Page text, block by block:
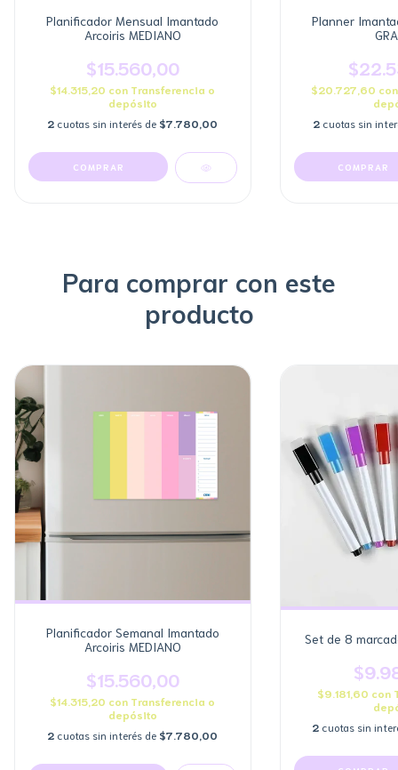
Planificador Mensual Imantado
Arcoiris MEDIANO
$15.560,00
$14.315,20 con Transferencia o
depósito
2 cuotas sin interés de $7.780,00
COMPRAR
Planner
$20.727,60 con
2 cuotas sin
Para comprar con este
producto
Planificador Semanal Imantado
Arcoiris MEDIANO
$15.560,00
$14.315,20 con Transferencia o
depósito
2 cuotas sin interés de $7.780,00
Set de 8
$9.181,60 con
2 cuotas sin